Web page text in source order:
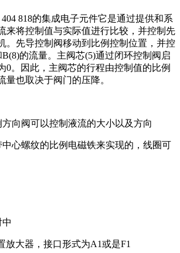
818的集成电子元件它是通过提供和系
来将控制值与实际值进行比较，并控制先
。先导控制阀移动到比例控制位置，并控
的流量。主阀芯(5)通过闭环控制阀启
0。因此，主阀芯的行程由控制值的比例
量也取决于阀门的压降。
向阀可以控制液流的大小以及方向
心螺纹的比例电磁铁来实现的，线圈可
放大器，接口形式为A1或是F1